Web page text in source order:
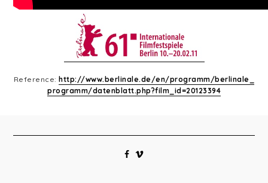
Reference:http://www.berlinale.de/en/programm/berlinale_
programm/datenblatt.php?film_id=20123394